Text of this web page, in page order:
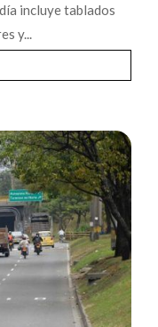
incluye tablados
y...